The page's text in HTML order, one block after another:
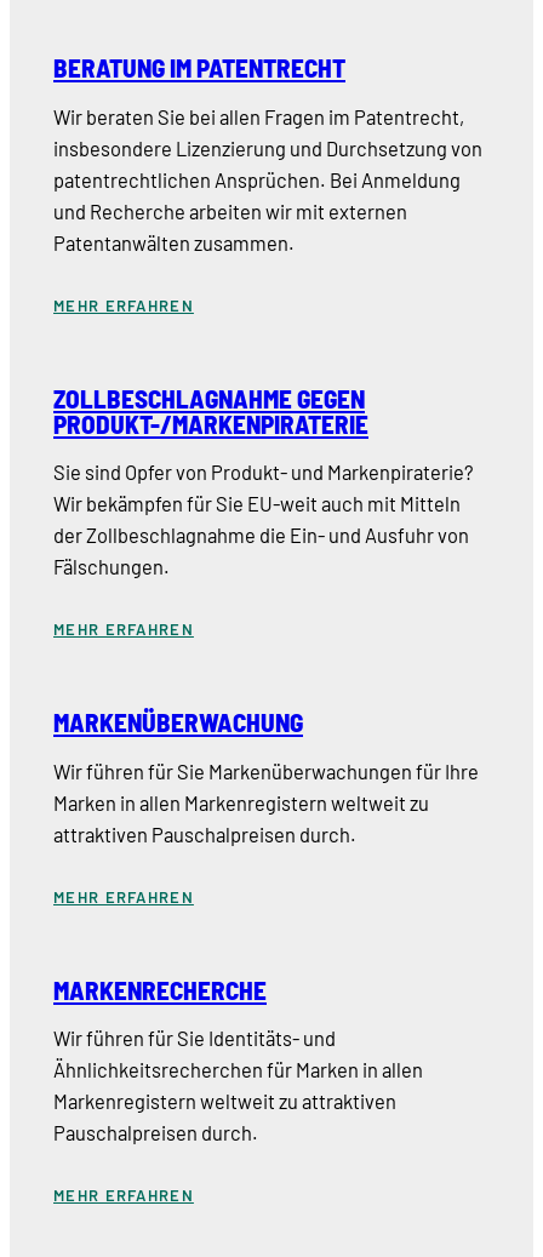
BERATUNG IM PATENTRECHT
Wir beraten Sie bei allen Fragen im Patentrecht,
insbesondere Lizenzierung und Durchsetzung von
patentrechtlichen Ansprüchen. Bei Anmeldung
und Recherche arbeiten wir mit externen
Patentanwälten zusammen.
MEHR ERFAHREN
ZOLLBESCHLAGNAHME GEGEN
PRODUKT-/MARKENPIRATERIE
Sie sind Opfer von Produkt- und Markenpiraterie?
Wir bekämpfen für Sie EU-weit auch mit Mitteln
der Zollbeschlagnahme die Ein- und Ausfuhr von
Fälschungen.
MEHR ERFAHREN
MARKENÜBERWACHUNG
Wir führen für Sie Markenüberwachungen für Ihre
Marken in allen Markenregistern weltweit zu
attraktiven Pauschalpreisen durch.
MEHR ERFAHREN
MARKENRECHERCHE
Wir führen für Sie Identitäts- und
Ähnlichkeitsrecherchen für Marken in allen
Markenregistern weltweit zu attraktiven
Pauschalpreisen durch.
MEHR ERFAHREN